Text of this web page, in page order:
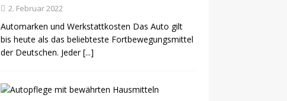
2. Februar 2022
Automarken und Werkstattkosten Das Auto gilt
bis heute als das beliebteste Fortbewegungsmittel
der Deutschen. Jeder[...]